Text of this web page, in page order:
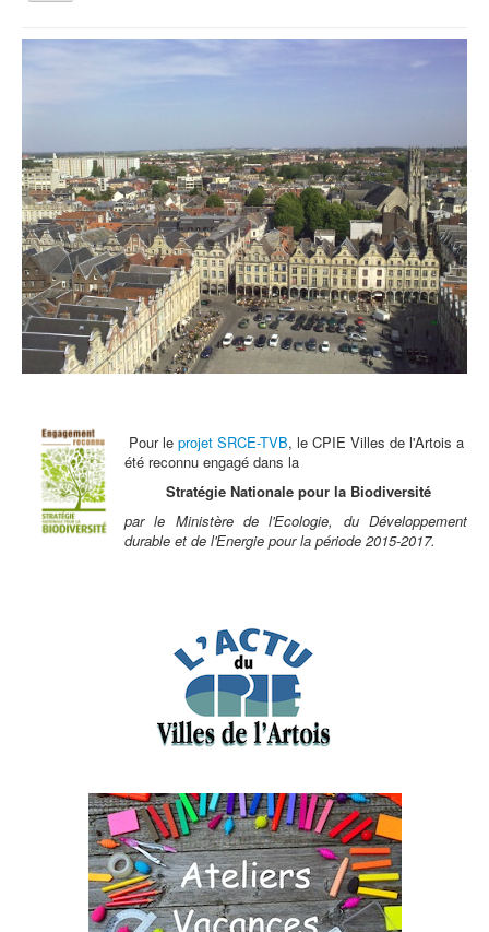
la
Vous êtes ici :
Accueil Une Ambassadrice DD au CPIE
Animations et éducation
Accompagnement du territoire et ingénierie
Espace Info Energie
Guide Nature Patrimoine Volontaire (GNPV)
Centre de Ressources du Territoire (CRT)
Contact
Pour le projet SRCE-TVB, le CPIE Villes de l'Artois a
été reconnu engagé dans la
Stratégie Nationale pour la Biodiversité
par le Ministère de l'Ecologie, du Développement
durable et de l'Energie pour la période 2015-2017.